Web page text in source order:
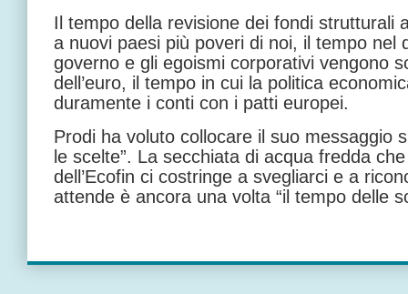
Il tempo della revisione dei fondi strutturali
a nuovi paesi più poveri di noi, il tempo nel
governo e gli egoismi corporativi vengono
dell’euro, il tempo in cui la politica
duramente i conti con i patti europei.
Prodi ha voluto collocare il suo messaggio
le scelte”. La secchiata di acqua fredda
dell’Ecofin ci costringe a svegliarci e a
attende è ancora una volta “il tempo delle